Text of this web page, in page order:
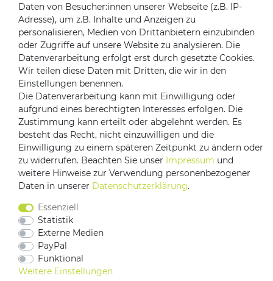
Zahlungsanbieter
Versandpartner
Barrierefreiheitserklärung
Daten von Besucher:innen unserer Webseite (z.B. IP-
Adresse), um z.B. Inhalte und Anzeigen zu
personalisieren, Medien von Drittanbietern einzubinden
oder Zugriffe auf unsere Website zu analysieren. Die
Datenverarbeitung erfolgt erst durch gesetzte Cookies.
Wir teilen diese Daten mit Dritten, die wir in den
Einstellungen benennen.
Die Datenverarbeitung kann mit Einwilligung oder
aufgrund eines berechtigten Interesses erfolgen. Die
Zustimmung kann erteilt oder abgelehnt werden. Es
besteht das Recht, nicht einzuwilligen und die
Einwilligung zu einem späteren Zeitpunkt zu ändern oder
zu widerrufen. Beachten Sie unser Impressum und
weitere Hinweise zur Verwendung personenbezogener
Daten in unserer Daten­schutz­erklärung.
Essenziell
Statistik
Externe Medien
PayPal
Funktional
Weitere Einstellungen